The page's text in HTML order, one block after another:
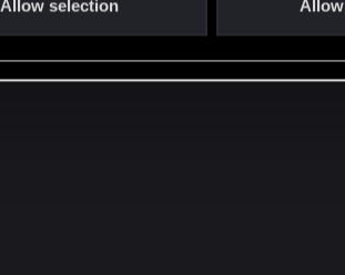
Allow selection